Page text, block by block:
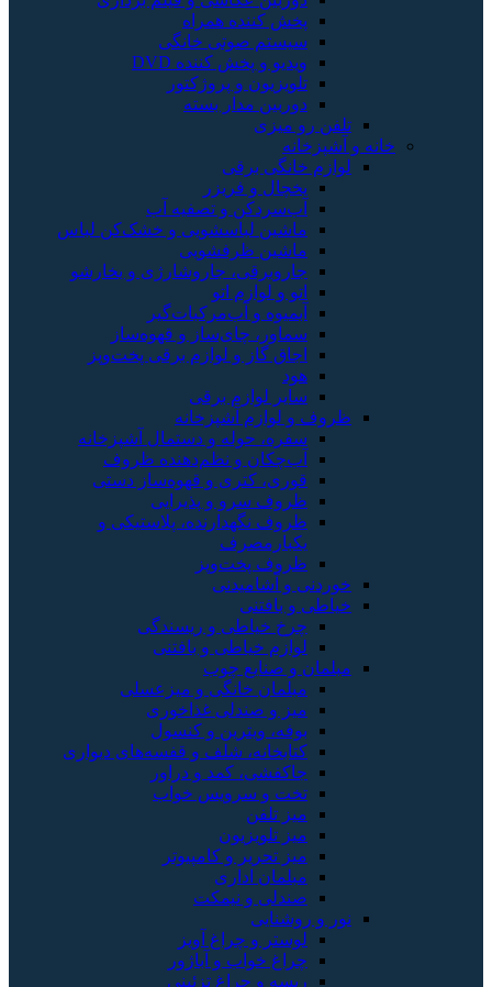
پخش کننده همراه
سیستم صوتی خانگی
ویدیو و پخش کننده DVD
تلویزیون و پروژکتور
دوربین مدار بسته
تلفن رو میزی
خانه و آشپزخانه
لوازم خانگی برقی
یخچال و فریزر
آب‌سردکن و تصفیه آب
ماشین لباسشویی و خشک‌کن لباس
ماشین ظرفشویی
جاروبرقی، جاروشارژی و بخارشو
اتو و لوازم اتو
آبمیوه و آب‌مرکبات‌گیر
سماور، چای‌ساز و قهوه‌ساز
اجاق گاز و لوازم برقی پخت‌وپز
هود
سایر لوازم برقی
ظروف و لوازم آشپزخانه
سفره، حوله و دستمال آشپزخانه
آب‌چکان و نظم‌دهنده ظروف
قوری، کتری و قهوه‌ساز دستی
ظروف سرو و پذیرایی
ظروف نگهدارنده، پلاستیکی و
یکبارمصرف
ظروف پخت‌وپز
خوردنی و آشامیدنی
خیاطی و بافتنی
چرخ خیاطی و ریسندگی
لوازم خیاطی و بافتنی
مبلمان و صنایع چوب
مبلمان خانگی و میزعسلی
میز و صندلی غذاخوری
بوفه، ویترین و کنسول
کتابخانه، شلف و قفسه‌های دیواری
جاکفشی، کمد و دراور
تخت و سرویس خواب
میز تلفن
میز تلویزیون
میز تحریر و کامپیوتر
مبلمان اداری
صندلی و نیمکت
نور و روشنایی
لوستر و چراغ آویز
چراغ خواب و آباژور
ریسه و چراغ تزئینی